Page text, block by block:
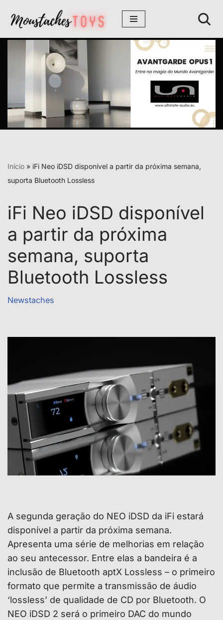
Avançar
para
conteúdo
Início » iFi Neo iDSD disponível a partir da próxima semana,
suporta Bluetooth Lossless
iFi Neo iDSD disponível
a partir da próxima
semana, suporta
Bluetooth Lossless
Newstaches
A segunda geração do NEO iDSD da iFi estará
disponível a partir da próxima semana.
Apresenta uma série de melhorias em relação
ao seu antecessor. Entre elas a bandeira é a
inclusão de Bluetooth aptX Lossless – o primeiro
formato que permite a transmissão de áudio
‘lossless’ de qualidade de CD por Bluetooth. O
NEO iDSD 2 será o primeiro DAC do mundo